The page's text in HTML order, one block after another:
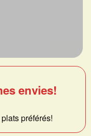
envies!
préférés!